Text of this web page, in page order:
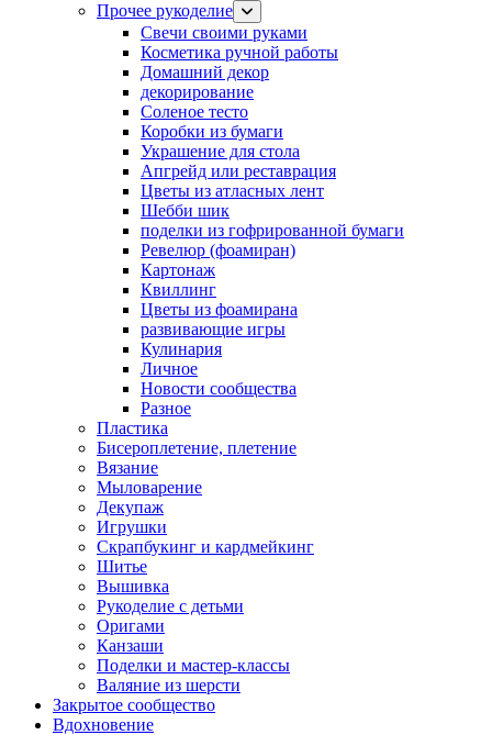
Прочее рукоделие
Свечи своими руками
Косметика ручной работы
Домашний декор
декорирование
Соленое тесто
Коробки из бумаги
Украшение для стола
Апгрейд или реставрация
Цветы из атласных лент
Шебби шик
поделки из гофрированной бумаги
Ревелюр (фоамиран)
Картонаж
Квиллинг
Цветы из фоамирана
развивающие игры
Кулинария
Личное
Новости сообщества
Разное
Пластика
Бисероплетение, плетение
Вязание
Мыловарение
Декупаж
Игрушки
Скрапбукинг и кардмейкинг
Шитье
Вышивка
Рукоделие с детьми
Оригами
Канзаши
Поделки и мастер-классы
Валяние из шерсти
Закрытое сообщество
Вдохновение